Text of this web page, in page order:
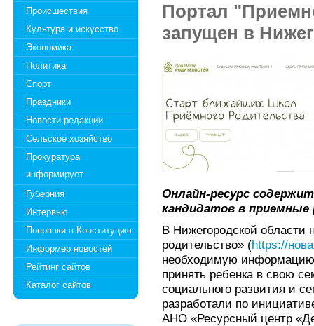
Происшествия
Культура и искусство
Экономика
Политика
Спорт
Праздники
Новости редакции
Сельское хозяйство
Прокуратура
информирует
Губерния
Интервью
Поправки в Конституцию
Информер новостей
Рейтинг сайтов
Каталог сайтов
Портал
запущен в
Онлайн-ресурс
кандидатов в приемные
В Нижегородской области
родительство» (https://
необходимую
принять ребенка в свою
социального развития и
разработали по
АНО «Ресурсный центр